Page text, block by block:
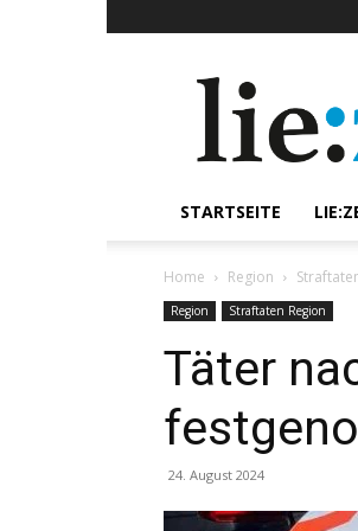
STARTSEITE
Home Region
Region Straftaten Region
Täter
24. August 2024